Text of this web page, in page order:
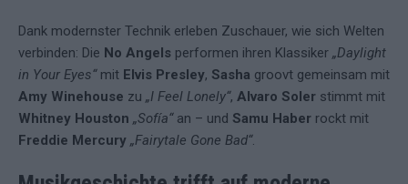
Dank modernster Technik erleben Zuschauer, wie sich Welten
verbinden: Die No Angels performen ihren Klassiker „Daylight
in Your Eyes“mit Elvis Presley, Sasha groovt gemeinsam mit
Amy Winehouse zu „I Feel Lonely“, Alvaro Soler stimmt mit
Whitney Houston „Sofía“an – und Samu Haber rockt mit
Freddie Mercury „Fairytale Gone Bad“.